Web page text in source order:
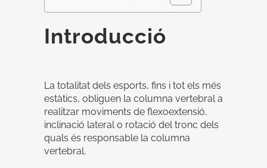
Introducció
La totalitat dels esports, fins i tot els més
estàtics, obliguen la columna vertebral a
realitzar moviments de flexoextensió,
inclinació lateral o rotació del tronc dels
quals és responsable la columna
vertebral.